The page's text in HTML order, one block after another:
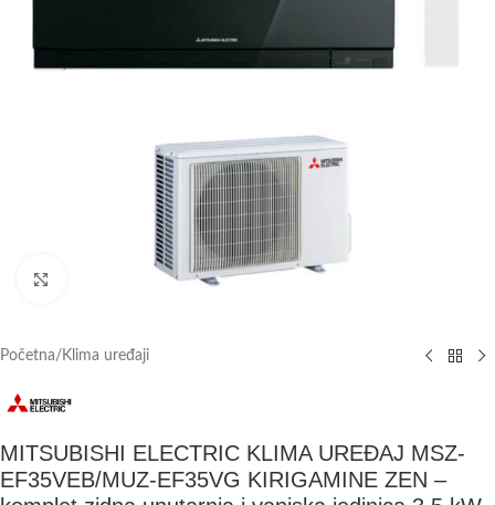
Kliknite za veću sliku
Početna/ Klima uređaji
MITSUBISHI ELECTRIC KLIMA UREĐAJ MSZ-
EF35VEB/MUZ-EF35VG KIRIGAMINE ZEN –